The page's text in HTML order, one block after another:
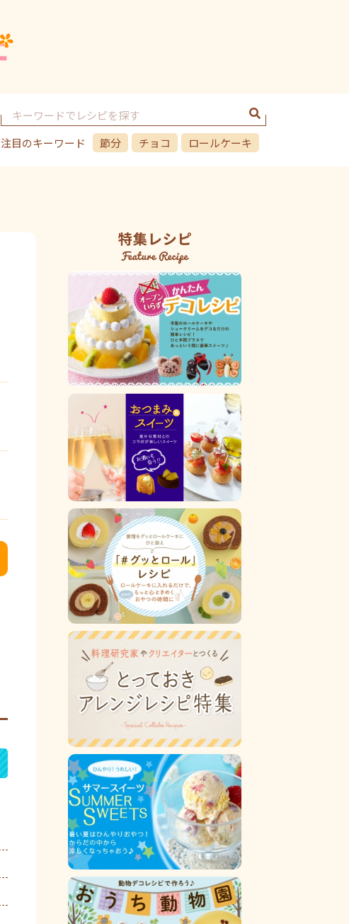
注目のキーワード 節分 チョコ ロールケーキ